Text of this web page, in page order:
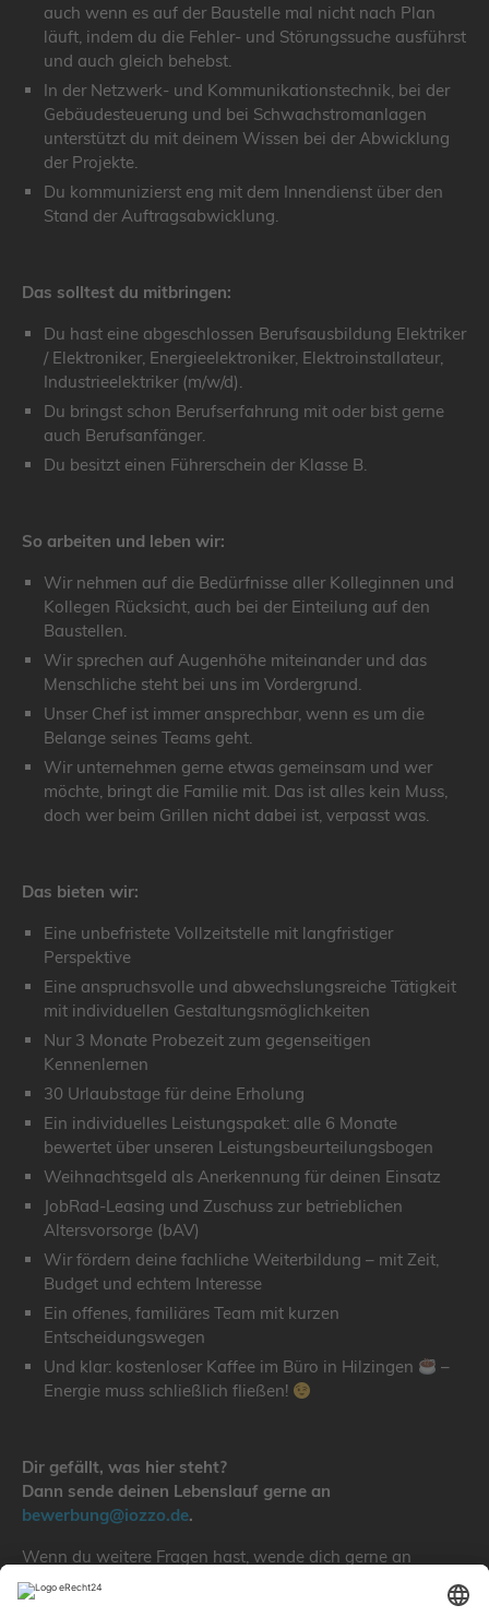
auch wenn es auf der Baustelle mal nicht nach Plan
läuft, indem du die Fehler- und Störungssuche ausführst
und auch gleich behebst.
In der Netzwerk- und Kommunikationstechnik, bei der
Gebäudesteuerung und bei Schwachstromanlagen
unterstützt du mit deinem Wissen bei der Abwicklung
der Projekte.
Du kommunizierst eng mit dem Innendienst über den
Stand der Auftragsabwicklung.
Das solltest du mitbringen:
Du hast eine abgeschlossen Berufsausbildung Elektriker
/ Elektroniker, Energieelektroniker, Elektroinstallateur,
Industrieelektriker (m/w/d).
Du bringst schon Berufserfahrung mit oder bist gerne
auch Berufsanfänger.
Du besitzt einen Führerschein der Klasse B.
So arbeiten und leben wir:
Wir nehmen auf die Bedürfnisse aller Kolleginnen und
Kollegen Rücksicht, auch bei der Einteilung auf den
Baustellen.
Wir sprechen auf Augenhöhe miteinander und das
Menschliche steht bei uns im Vordergrund.
Unser Chef ist immer ansprechbar, wenn es um die
Belange seines Teams geht.
Wir unternehmen gerne etwas gemeinsam und wer
möchte, bringt die Familie mit. Das ist alles kein Muss,
doch wer beim Grillen nicht dabei ist, verpasst was.
Das bieten wir:
Eine unbefristete Vollzeitstelle mit langfristiger
Perspektive
Eine anspruchsvolle und abwechslungsreiche Tätigkeit
mit individuellen Gestaltungsmöglichkeiten
Nur 3 Monate Probezeit zum gegenseitigen
Kennenlernen
30 Urlaubstage für deine Erholung
Ein individuelles Leistungspaket: alle 6 Monate
bewertet über unseren Leistungsbeurteilungsbogen
Weihnachtsgeld als Anerkennung für deinen Einsatz
JobRad-Leasing und Zuschuss zur betrieblichen
Altersvorsorge (bAV)
Wir fördern deine fachliche Weiterbildung – mit Zeit,
Budget und echtem Interesse
Ein offenes, familiäres Team mit kurzen
Entscheidungswegen
Und klar: kostenloser Kaffee im Büro in Hilzingen
–
Energie muss schließlich fließen!
Dir gefällt, was hier steht?
Dann sende deinen Lebenslauf gerne an
bewerbung@iozzo.de.
Wenn du weitere Fragen hast, wende dich gerne an
Dorothee Jur.